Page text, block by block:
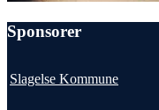
Sponsorer
Slagelse Kommune